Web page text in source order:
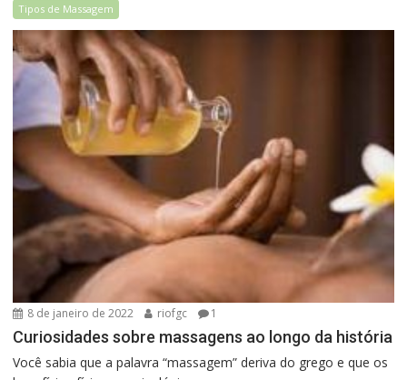
Tipos de Massagem
8 de janeiro de 2022 riofgc 1
Curiosidades sobre massagens ao longo da história
Você sabia que a palavra “massagem” deriva do grego e que os